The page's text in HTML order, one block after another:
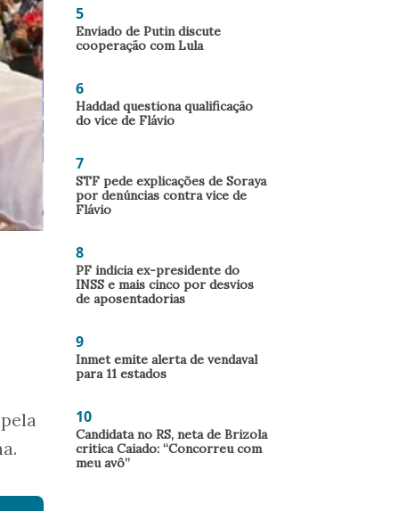
5
Enviado de Putin discute
cooperação com Lula
6
Haddad questiona qualificação
do vice de Flávio
7
STF pede explicações de Soraya
por denúncias contra vice de
Flávio
8
PF indicia ex-presidente do
INSS e mais cinco por desvios
de aposentadorias
9
Inmet emite alerta de vendaval
para 11 estados
10
Candidata no RS, neta de Brizola
critica Caiado: “Concorreu com
meu avô”